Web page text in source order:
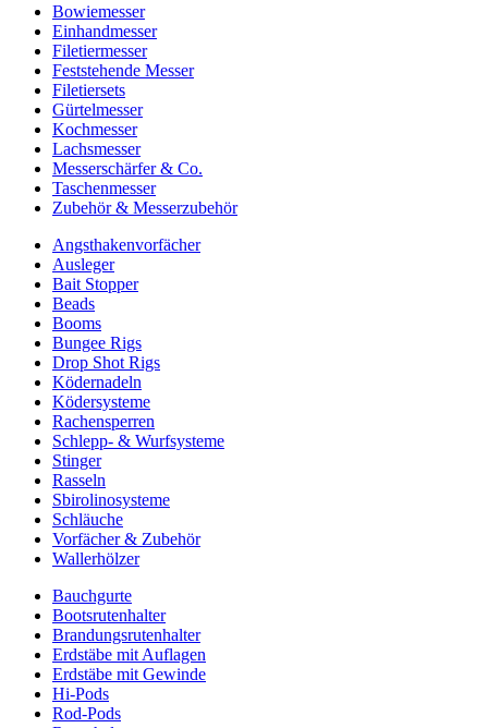
Bowiemesser
Einhandmesser
Filetiermesser
Feststehende Messer
Filetiersets
Gürtelmesser
Kochmesser
Lachsmesser
Messerschärfer & Co.
Taschenmesser
Zubehör & Messerzubehör
Angsthakenvorfächer
Ausleger
Bait Stopper
Beads
Booms
Bungee Rigs
Drop Shot Rigs
Ködernadeln
Ködersysteme
Rachensperren
Schlepp- & Wurfsysteme
Stinger
Rasseln
Sbirolinosysteme
Schläuche
Vorfächer & Zubehör
Wallerhölzer
Bauchgurte
Bootsrutenhalter
Brandungsrutenhalter
Erdstäbe mit Auflagen
Erdstäbe mit Gewinde
Hi-Pods
Rod-Pods